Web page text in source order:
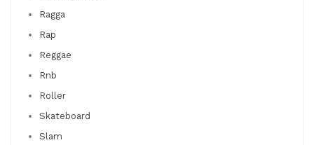
Ragga
Rap
Reggae
Rnb
Roller
Skateboard
Slam